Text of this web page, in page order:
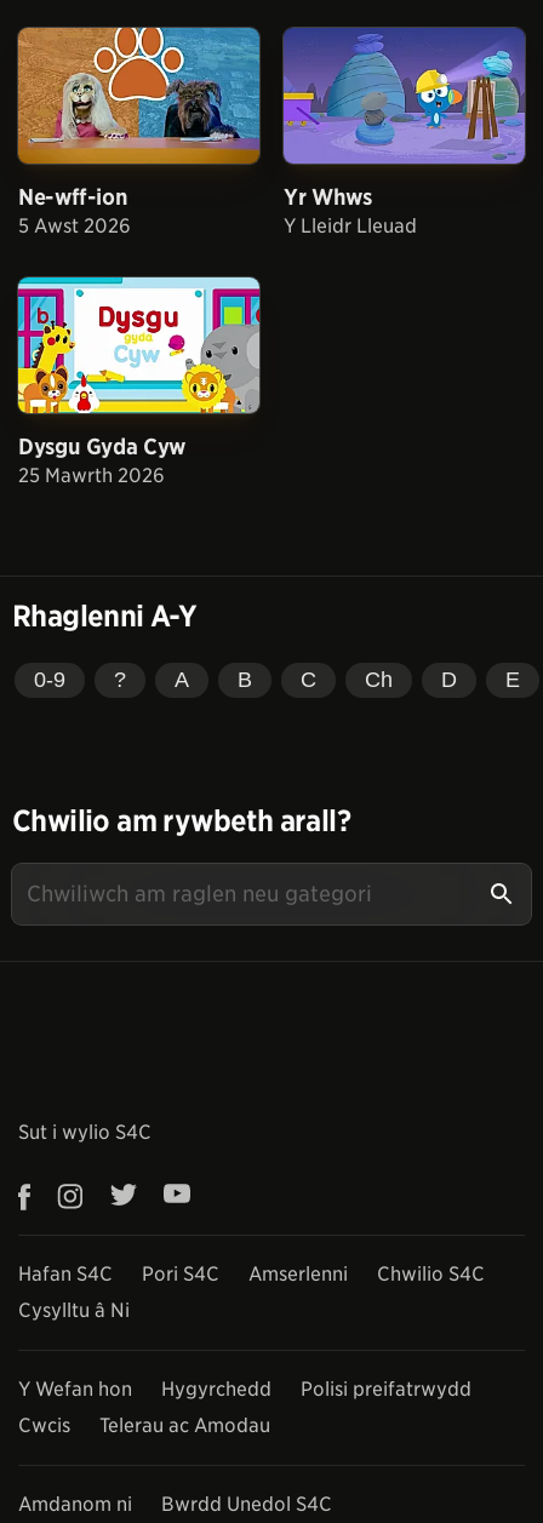
Ne-wff-ion
5 Awst 2026
Yr Whws
Y Lleidr Lleuad
Dysgu Gyda Cyw
25 Mawrth 2026
Rhaglenni A-Y
0-9 ? A B C Ch D E
Chwilio am rywbeth arall?
Sut i wylio S4C
Hafan S4C Pori S4C Amserlenni
Chwilio S4C
Cysylltu â Ni
Y Wefan hon Hygyrchedd
Polisi preifatrwydd
Cwcis
Telerau ac Amodau
Amdanom ni
Bwrdd Unedol S4C